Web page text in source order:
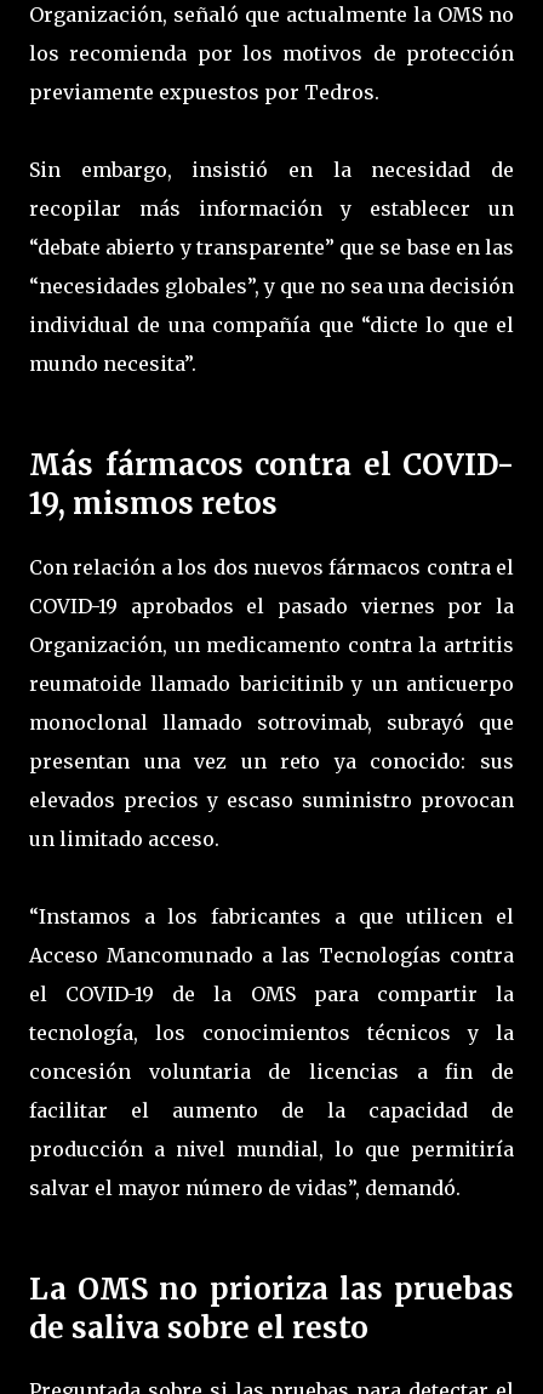
Organización, señaló que actualmente la OMS no
los recomienda por los motivos de protección
previamente expuestos por Tedros.
Sin embargo, insistió en la necesidad de
recopilar más información y establecer un
“debate abierto y transparente” que se base en las
“necesidades globales”, y que no sea una decisión
individual de una compañía que “dicte lo que el
mundo necesita”.
Más fármacos contra el COVID-
19, mismos retos
Con relación a los dos nuevos fármacos contra el
COVID-19 aprobados el pasado viernes por la
Organización, un medicamento contra la artritis
reumatoide llamado baricitinib y un anticuerpo
monoclonal llamado sotrovimab, subrayó que
presentan una vez un reto ya conocido: sus
elevados precios y escaso suministro provocan
un limitado acceso.
“Instamos a los fabricantes a que utilicen el
Acceso Mancomunado a las Tecnologías contra
el COVID-19 de la OMS para compartir la
tecnología, los conocimientos técnicos y la
concesión voluntaria de licencias a fin de
facilitar el aumento de la capacidad de
producción a nivel mundial, lo que permitiría
salvar el mayor número de vidas”, demandó.
La OMS no prioriza las pruebas
de saliva sobre el resto